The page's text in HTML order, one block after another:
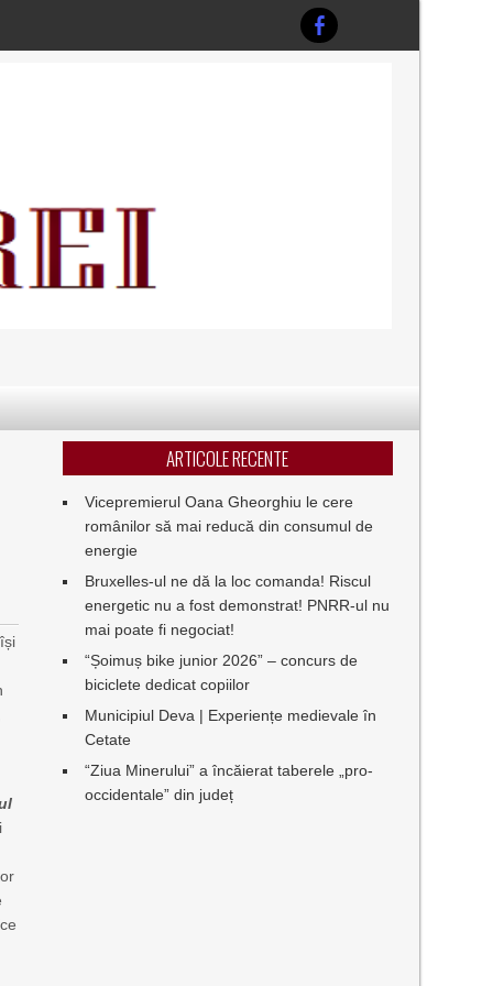
își
ARTICOLE RECENTE
Vicepremierul Oana Gheorghiu le cere
românilor să mai reducă din consumul de
energie
Bruxelles-ul ne dă la loc comanda! Riscul
energetic nu a fost demonstrat! PNRR-ul nu
mai poate fi negociat!
“Șoimuș bike junior 2026” – concurs de
biciclete dedicat copiilor
Municipiul Deva | Experiențe medievale în
Cetate
“Ziua Minerului” a încăierat taberele „pro-
occidentale” din județ